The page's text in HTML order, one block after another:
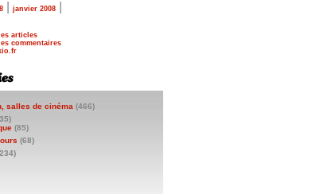
janvier 2008
articles
commentaires
salles de cinéma (466)
(85)
(68)